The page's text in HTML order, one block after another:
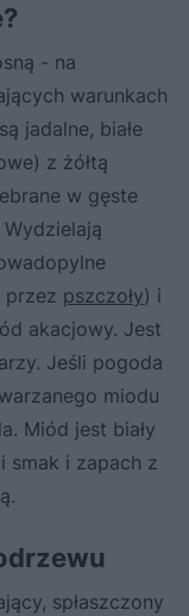
- na
warunkach
są jadalne, białe
z żółtą
w gęste
przez pszczoły) i
akacjowy. Jest
Jeśli pogoda
miodu
Miód jest biały
smak i zapach z
spłaszczony